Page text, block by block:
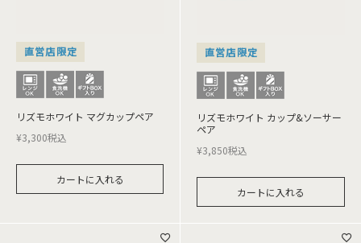
直営店限定
リズモホワイト マグカップペア
¥3,300税込
カートに入れる
直営店限定
リズモホワイト カップ&ソーサー
ペア
¥3,850税込
カートに入れる